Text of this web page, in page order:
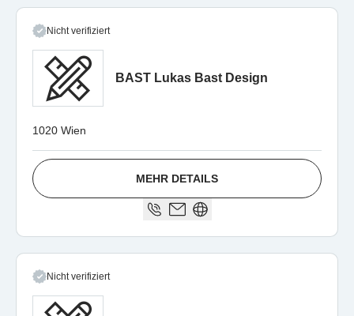
Nicht verifiziert
BAST Lukas Bast Design
1020 Wien
MEHR DETAILS
Nicht verifiziert